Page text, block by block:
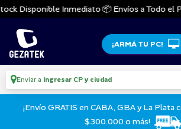
Disponible Inmediato 📦 Envíos a Todo el
¡ARMÁ TU PC!
Enviar a Ingresar CP y ciudad
¡Envío GRATIS en CABA, GBA y La Plata
$300.000 o más!